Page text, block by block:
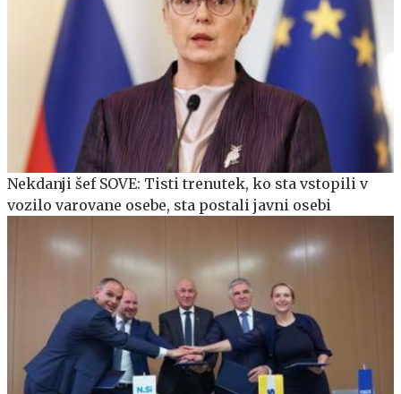
Nekdanji šef SOVE: Tisti trenutek, ko sta vstopili v
vozilo varovane osebe, sta postali javni osebi